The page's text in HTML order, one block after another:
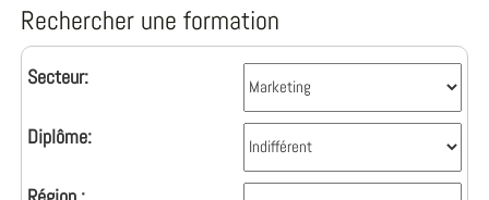
Rechercher une formation
Secteur:
Diplôme: